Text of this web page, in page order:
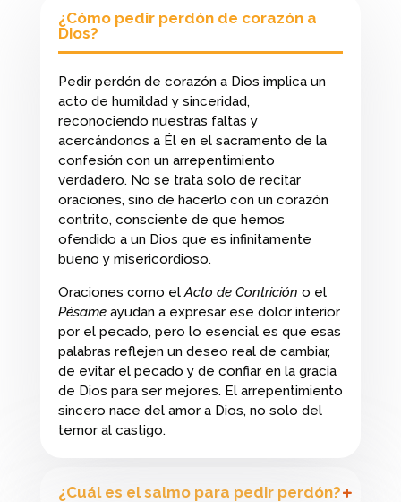
¿Cómo pedir perdón de corazón a
Dios?
Pedir perdón de corazón a Dios implica un
acto de humildad y sinceridad,
reconociendo nuestras faltas y
acercándonos a Él en el sacramento de la
confesión con un arrepentimiento
verdadero. No se trata solo de recitar
oraciones, sino de hacerlo con un corazón
contrito, consciente de que hemos
ofendido a un Dios que es infinitamente
bueno y misericordioso.
Oraciones como el Acto de Contrición o el
Pésameayudan a expresar ese dolor interior
por el pecado, pero lo esencial es que esas
palabras reflejen un deseo real de cambiar,
de evitar el pecado y de confiar en la gracia
de Dios para ser mejores. El arrepentimiento
sincero nace del amor a Dios, no solo del
temor al castigo.
¿Cuál es el salmo para pedir perdón?